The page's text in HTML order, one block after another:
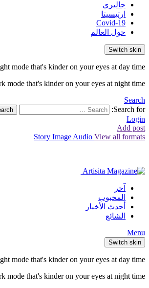
جاليري
ارتيسيتا
Covid-19
حول العالم
Switch skin
mode that's kinder on your eyes at day time.
mode that's kinder on your eyes at night time.
Search
Search for:
Login
Add post
Story Image Audio View all formats
آخر
المحبوب
أحدث الأخبار
الشائع
Menu
Switch skin
mode that's kinder on your eyes at day time.
mode that's kinder on your eyes at night time.